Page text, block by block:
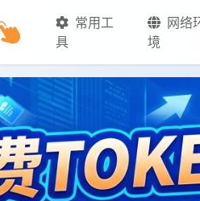
常用工
具
网络
境